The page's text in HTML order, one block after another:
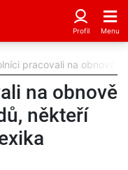
pracovali na obnově
na obnově
někteří